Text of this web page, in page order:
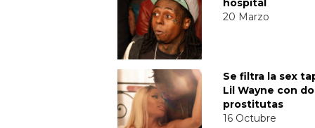
hospital
20 Marzo
Se filtra la sex
Lil Wayne con
prostitutas
16 Octubre